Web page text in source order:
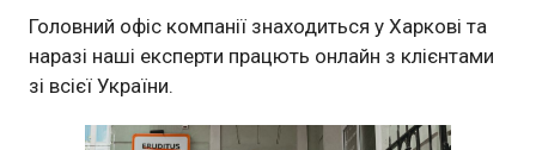
Головний офіс компанії знаходиться у Харкові та
наразі наші експерти працють онлайн з клієнтами
зі всієї України.